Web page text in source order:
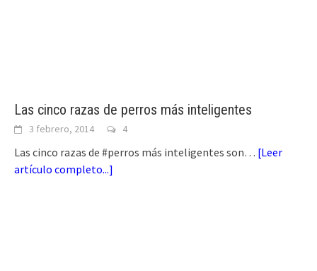
Las cinco razas de perros más inteligentes
3 febrero, 2014 4
Las cinco razas de #perros más inteligentes son… [Leer
artículo completo...]